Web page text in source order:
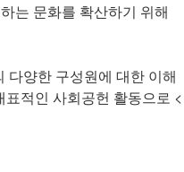
는 문화를 확산하기 위해
다양한 구성원에 대한 이해
적인 사회공헌 활동으로 <